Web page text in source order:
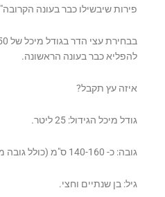
פירות שיבשילו כבר בעונה הקרובה"
להפליא כבר בעונה הראשונה.
איזה עץ תקבל?
גודל מיכל הגידול: 25 ליטר.
גובה: כ- 140-160 ס"מ (כולל גובה מיכל הגידול).
גיל: בן שנתיים וחצי.